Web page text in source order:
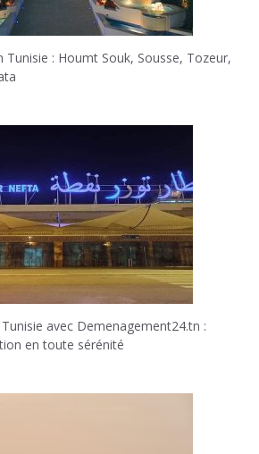
Tunisie : Houmt Souk, Sousse, Tozeur,
avec Demenagement24.tn :
en toute sérénité